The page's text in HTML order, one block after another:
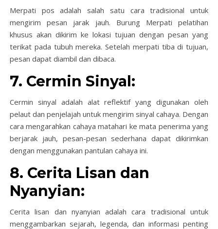
Merpati pos adalah salah satu cara tradisional untuk
mengirim pesan jarak jauh. Burung Merpati pelatihan
khusus akan dikirim ke lokasi tujuan dengan pesan yang
terikat pada tubuh mereka. Setelah merpati tiba di tujuan,
pesan dapat diambil dan dibaca.
7. Cermin Sinyal:
Cermin sinyal adalah alat reflektif yang digunakan oleh
pelaut dan penjelajah untuk mengirim sinyal cahaya. Dengan
cara mengarahkan cahaya matahari ke mata penerima yang
berjarak jauh, pesan-pesan sederhana dapat dikirimkan
dengan menggunakan pantulan cahaya ini.
8. Cerita Lisan dan
Nyanyian:
Cerita lisan dan nyanyian adalah cara tradisional untuk
menggambarkan sejarah, legenda, dan informasi penting